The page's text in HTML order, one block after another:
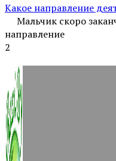
Какое направление
Мальчик скоро
направление
2